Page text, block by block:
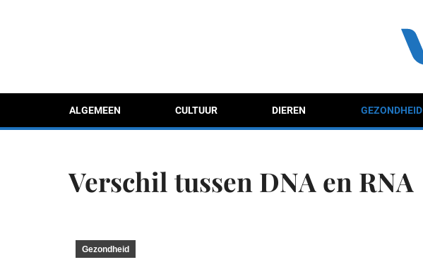
ALGEMEEN CULTUUR DIEREN GEZONDHEID
Verschil tussen DNA en RNA
Gezondheid